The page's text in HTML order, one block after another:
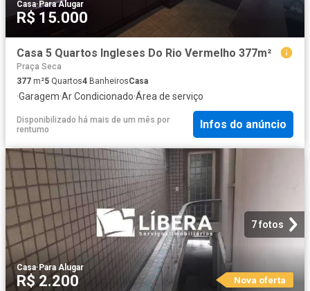
Casa·Para Alugar
R$ 15.000
Casa 5 Quartos Ingleses Do Rio Vermelho 377m²
Praça Seca
377 m²5 Quartos4 BanheirosCasa
·Garagem·Ar Condicionado·Área de serviço
Disponibilizado há mais de um mês por
rentumo
Infos do anúncio
7 fotos
Casa·Para Alugar
R$ 2.200 Nova oferta